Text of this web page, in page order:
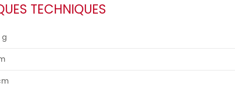
TECHNIQUES